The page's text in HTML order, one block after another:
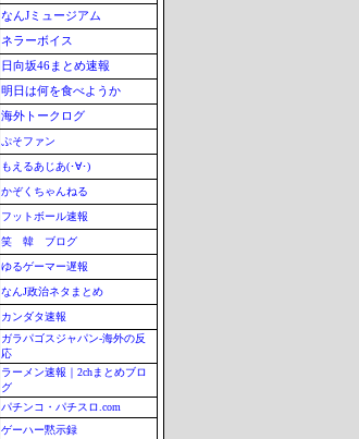
なんJミュージアム
ネラーボイス
日向坂46まとめ速報
明日は何を食べようか
海外トークログ
ぷそファン
もえるあじあ(･∀･)
かぞくちゃんねる
フットボール速報
笑 韓 ブログ
ゆるゲーマー遅報
なんJ政治ネタまとめ
カンダタ速報
ガラパゴスジャパン-海外の反
応
ラーメン速報｜2chまとめブロ
グ
パチンコ・パチスロ.com
ゲーハー黙示録